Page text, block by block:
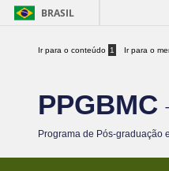
BRASIL
Ir para o conteúdo 1 Ir para o
PPGBMC
Programa de Pós-graduação